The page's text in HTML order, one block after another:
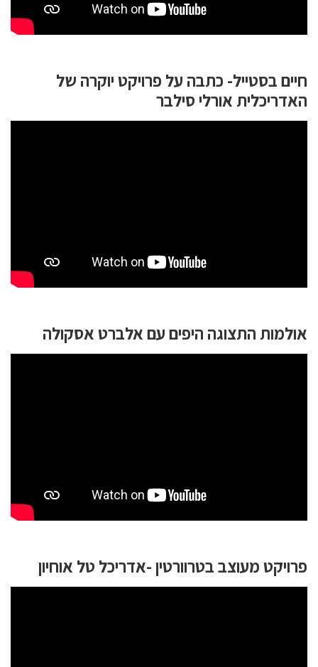
חיים בסטייל- כתבה על פרויקט יוקרה של
האדריכלית אורלי סילבר
אולמות התצוגה היפים עם אלברט אסקולה
פרויקט מעוצב בטרוורטין -אדריכל טל אוחיון